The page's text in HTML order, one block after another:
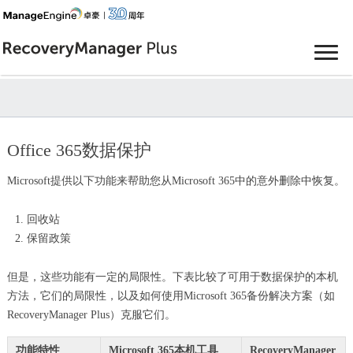
Office 365数据保护
Microsoft提供以下功能来帮助您从Microsoft 365中的意外删除中恢复。
回收站
保留政策
但是，这些功能有一定的局限性。下表比较了可用于数据保护的本机
方法，它们的局限性，以及如何使用Microsoft 365备份解决方案（如
RecoveryManager Plus）克服它们。
功能特性 Microsoft 365本机工具 RecoveryManager